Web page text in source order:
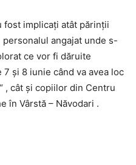
fost implicați atât părinții
angajat unde s-
ce vor fi dăruite
și 8 iunie când va avea loc
“ , cât și copiilor din Centru
în Vârstă – Năvodari .